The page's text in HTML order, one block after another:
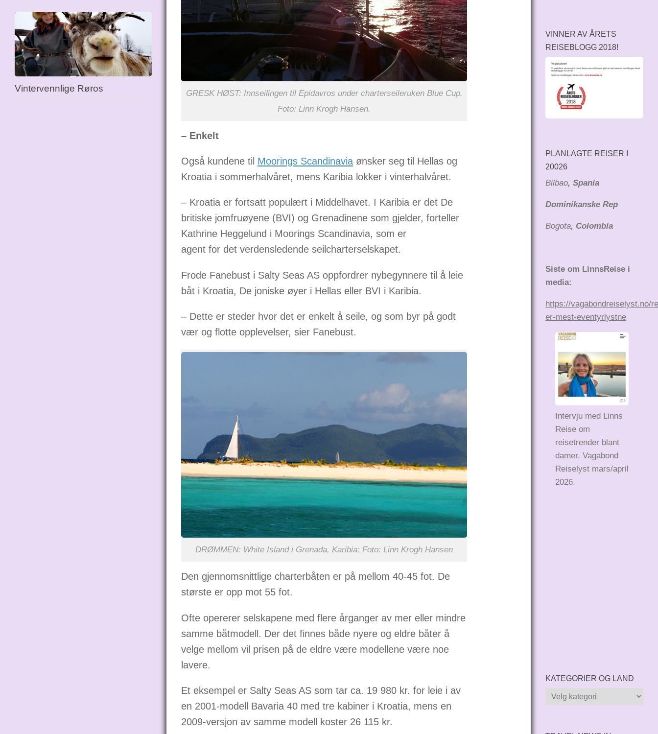
GRESK HØST: Innseilingen til Epidavros under charterseileruken Blue Cup.
Foto: Linn Krogh Hansen.
– Enkelt
Også kundene til Moorings Scandinavia ønsker seg til Hellas og
Kroatia i sommerhalvåret, mens Karibia lokker i vinterhalvåret.
– Kroatia er fortsatt populært i Middelhavet. I Karibia er det De
britiske jomfruøyene (BVI) og Grenadinene som gjelder, forteller
Kathrine Heggelund i Moorings Scandinavia, som er
agent for det verdensledende seilcharterselskapet.
Frode Fanebust i Salty Seas AS oppfordrer nybegynnere til å leie
båt i Kroatia, De joniske øyer i Hellas eller BVI i Karibia.
– Dette er steder hvor det er enkelt å seile, og som byr på godt
vær og flotte opplevelser, sier Fanebust.
DRØMMEN: White Island i Grenada, Karibia: Foto: Linn Krogh Hansen
Den gjennomsnittlige charterbåten er på mellom 40-45 fot. De
største er opp mot 55 fot.
Ofte opererer selskapene med flere årganger av mer eller mindre
samme båtmodell. Der det finnes både nyere og eldre båter å
velge mellom vil prisen på de eldre være modellene være noe
lavere.
Et eksempel er Salty Seas AS som tar ca. 19 980 kr. for leie i av
en 2001-modell Bavaria 40 med tre kabiner i Kroatia, mens en
2009-versjon av samme modell koster 26 115 kr.
Vintervennlige Røros
VINNER AV ÅRETS
REISEBLOGG 2018!
PLANLAGTE REISER I
20026
Bilbao, Spania
Dominikanske Rep
Bogota, Colombia
Siste om LinnsReise i
media:
https://vagabondreiselyst.no/
er-mest-eventyrlystne
Intervju med Linns
Reise om
reisetrender blant
damer. Vagabond
Reiselyst mars/april
2026.
KATEGORIER OG LAND
Kategorier